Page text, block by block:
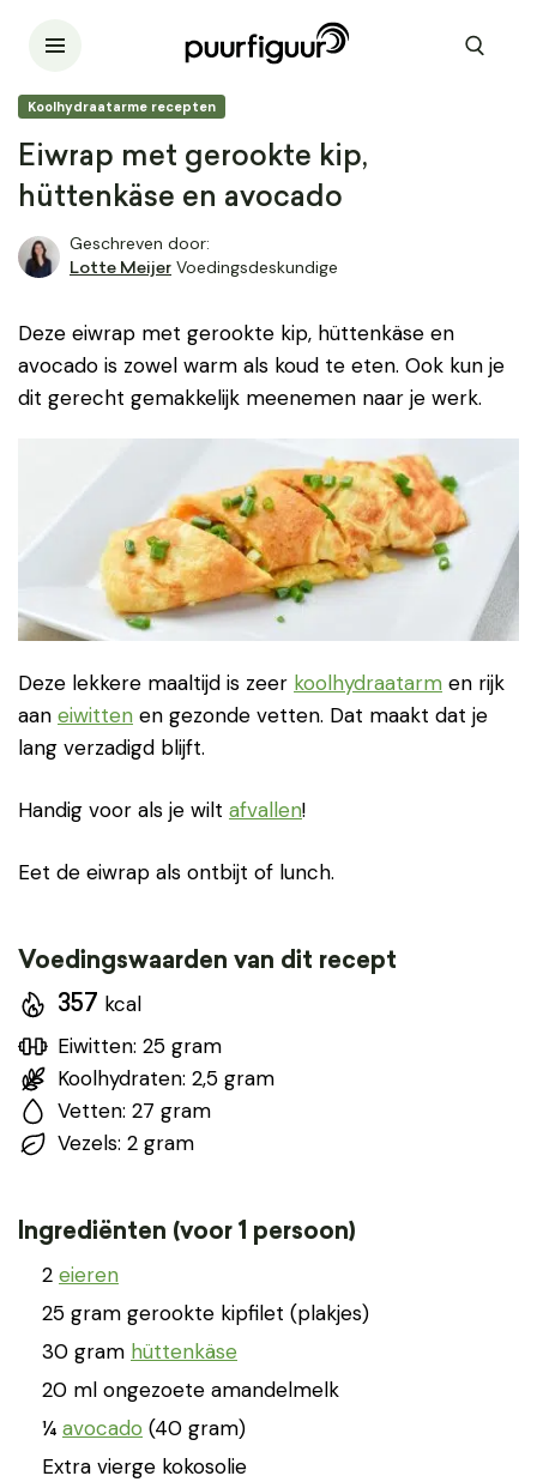
Koolhydraatarme recepten
Eiwrap met gerookte kip,
hüttenkäse en avocado
Geschreven door:
Lotte Meijer Voedingsdeskundige
Deze eiwrap met gerookte kip, hüttenkäse en
avocado is zowel warm als koud te eten. Ook kun je
dit gerecht gemakkelijk meenemen naar je werk.
Deze lekkere maaltijd is zeer koolhydraatarm en rijk
aan eiwitten en gezonde vetten. Dat maakt dat je
lang verzadigd blijft.
Handig voor als je wilt afvallen!
Eet de eiwrap als ontbijt of lunch.
Voedingswaarden van dit recept
357 kcal
Eiwitten: 25 gram
Koolhydraten: 2,5 gram
Vetten: 27 gram
Vezels: 2 gram
Ingrediënten (voor 1 persoon)
2 eieren
25 gram gerookte kipfilet (plakjes)
30 gram hüttenkäse
20 ml ongezoete amandelmelk
¼ avocado (40 gram)
Extra vierge kokosolie